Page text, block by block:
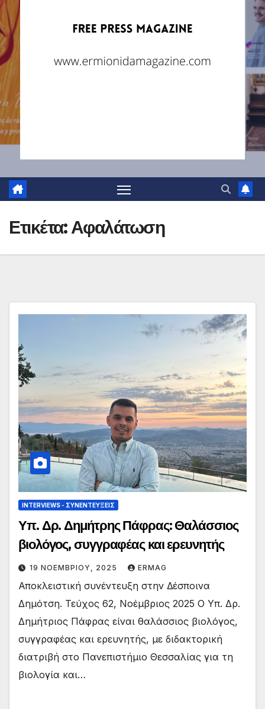
Ετικέτα:Αφαλάτωση
INTERVIEWS - ΣΥΝΕΝΤΕΎΞΕΙΣ
Υπ. Δρ. Δημήτρης Πάφρας: Θαλάσσιος
βιολόγος, συγγραφέας και ερευνητής
19 ΝΟΕΜΒΡΊΟΥ, 2025 ERMAG
Αποκλειστική συνέντευξη στην Δέσποινα
Δημότση. Τεύχος 62, Νοέμβριος 2025 Ο Υπ. Δρ.
Δημήτριος Πάφρας είναι θαλάσσιος βιολόγος,
συγγραφέας και ερευνητής, με διδακτορική
διατριβή στο Πανεπιστήμιο Θεσσαλίας για τη
βιολογία και…